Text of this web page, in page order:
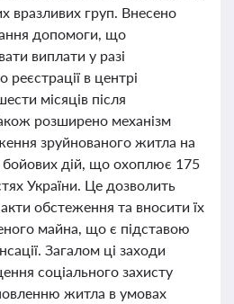
вразливих груп. Внесено
допомоги, що
виплати у разі
в центрі
місяців після
розширено механізм
зруйнованого житла на
дій, що охоплює 175
України. Це дозволить
обстеження та вносити їх
майна, що є підставою
Загалом ці заходи
соціального захисту
житла в умовах